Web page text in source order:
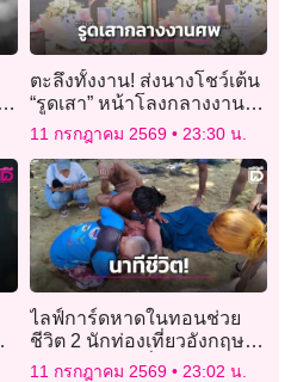
ตะลึงทั้งงาน! ส่งนางโชว์เต้น
“รูดเสา” หน้าโลงกลางงาน
พิธีศพเจ้าของบาร์เก่าย่าน
“โคมแดง”
11 กรกฎาคม 2569 23:30 น.
ไลฟ์การ์ดหาดในทอนช่วย
ชีวิต 2 นักท่องเที่ยวอังกฤษ
ฝ่าธงแดงถูกคลื่นซัดจมทะเล
11 กรกฎาคม 2569 23:02 น.